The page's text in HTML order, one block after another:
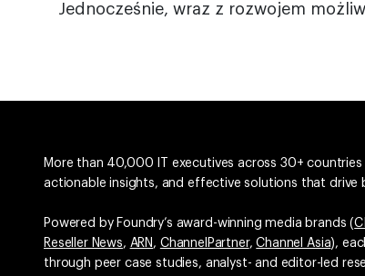
Jednocześnie, wraz z rozwojem
More than 40,000 IT executives across 30+
actionable insights, and effective solutions that drive
Powered by Foundry’s award-winning media brands (
Reseller News, ARN , ChannelPartner,Channel Asia),
through peer case studies, analyst- and editor-led